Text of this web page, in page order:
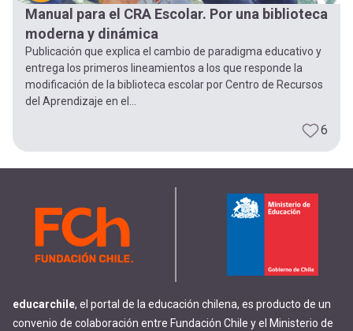
Manual para el CRA Escolar. Por una biblioteca
moderna y dinámica
Publicación que explica el cambio de paradigma educativo y
entrega los primeros lineamientos a los que responde la
modificación de la biblioteca escolar por Centro de Recursos
del Aprendizaje en el...
6
educarchile, el portal de la educación chilena, es producto de un
convenio de colaboración entre Fundación Chile y el Ministerio de